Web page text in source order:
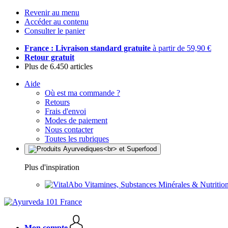
Revenir au menu
Accéder au contenu
Consulter le panier
France : Livraison standard gratuite à partir de 59,90 €
Retour gratuit
Plus de 6.450 articles
Aide
Où est ma commande ?
Retours
Frais d'envoi
Modes de paiement
Nous contacter
Toutes les rubriques
Plus d'inspiration
Vitamines, Substances Minérales &